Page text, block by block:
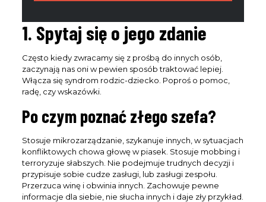
1. Spytaj się o jego zdanie
Często kiedy zwracamy się z prośbą do innych osób,
zaczynają nas oni w pewien sposób traktować lepiej.
Włącza się syndrom rodzic-dziecko. Poproś o pomoc,
radę, czy wskazówki.
Po czym poznać złego szefa?
Stosuje mikrozarządzanie, szykanuje innych, w sytuacjach
konfliktowych chowa głowę w piasek. Stosuje mobbing i
terroryzuje słabszych. Nie podejmuje trudnych decyzji i
przypisuje sobie cudze zasługi, lub zasługi zespołu.
Przerzuca winę i obwinia innych. Zachowuje pewne
informacje dla siebie, nie słucha innych i daje zły przykład.